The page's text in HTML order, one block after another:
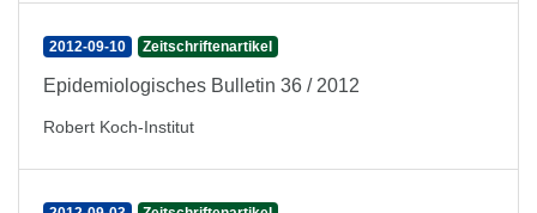
2012-09-10 Zeitschriftenartikel
Epidemiologisches Bulletin 36 / 2012
Robert Koch-Institut